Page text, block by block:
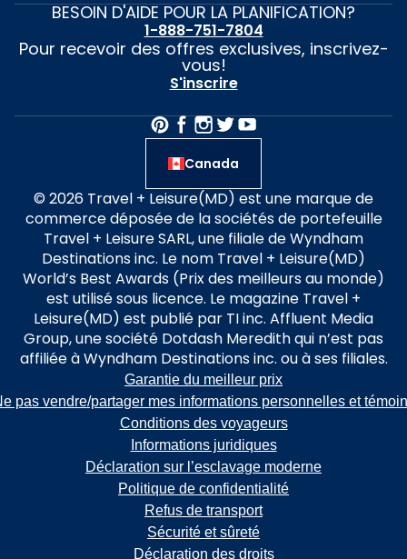
BESOIN D'AIDE POUR LA PLANIFICATION?
1-888-751-7804
Pour recevoir des offres exclusives, inscrivez-
vous!
S'inscrire
Canada
© 2026 Travel + Leisure(MD) est une marque de
commerce déposée de la sociétés de portefeuille
Travel + Leisure SARL, une filiale de Wyndham
Destinations inc. Le nom Travel + Leisure(MD)
World’s Best Awards (Prix des meilleurs au monde)
est utilisé sous licence. Le magazine Travel +
Leisure(MD) est publié par TI inc. Affluent Media
Group, une société Dotdash Meredith qui n’est pas
affiliée à Wyndham Destinations inc. ou à ses filiales.
Garantie du meilleur prix
pas vendre/partager mes informations personnelles et
Conditions des voyageurs
Informations juridiques
Déclaration sur l’esclavage moderne
Politique de confidentialité
Refus de transport
Sécurité et sûreté
Déclaration des droits